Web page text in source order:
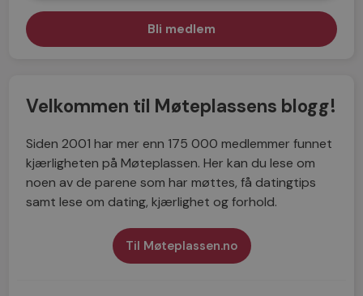
Velkommen til Møteplassens blogg!
Siden 2001 har mer enn 175 000 medlemmer funnet
kjærligheten på Møteplassen. Her kan du lese om
noen av de parene som har møttes, få datingtips
samt lese om dating, kjærlighet og forhold.
Til Møteplassen.no